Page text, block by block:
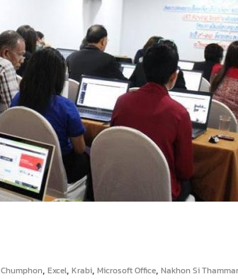
Chumphon, Excel, Krabi, Microsoft Office, Nakhon Si